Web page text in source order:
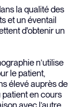
la qualité des
et un éventail
d'obtenir un
n’utilise
le patient,
élevé auprès de
patient en cours